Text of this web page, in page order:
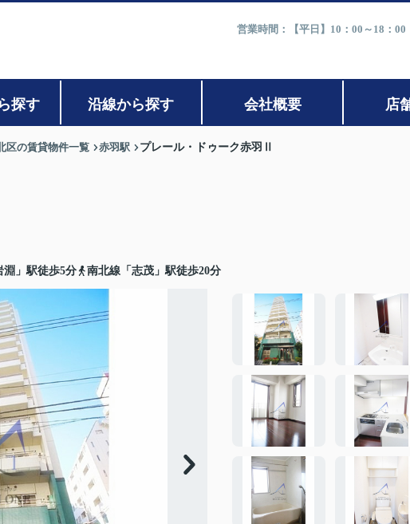
営業時間：【平日】10：00～18：
探す 沿線から探す 会社概要 店
区の賃貸物件一覧 赤羽駅 プレール・ドゥーク赤羽Ⅱ
淵」駅徒歩5分 南北線「志茂」駅徒歩20分